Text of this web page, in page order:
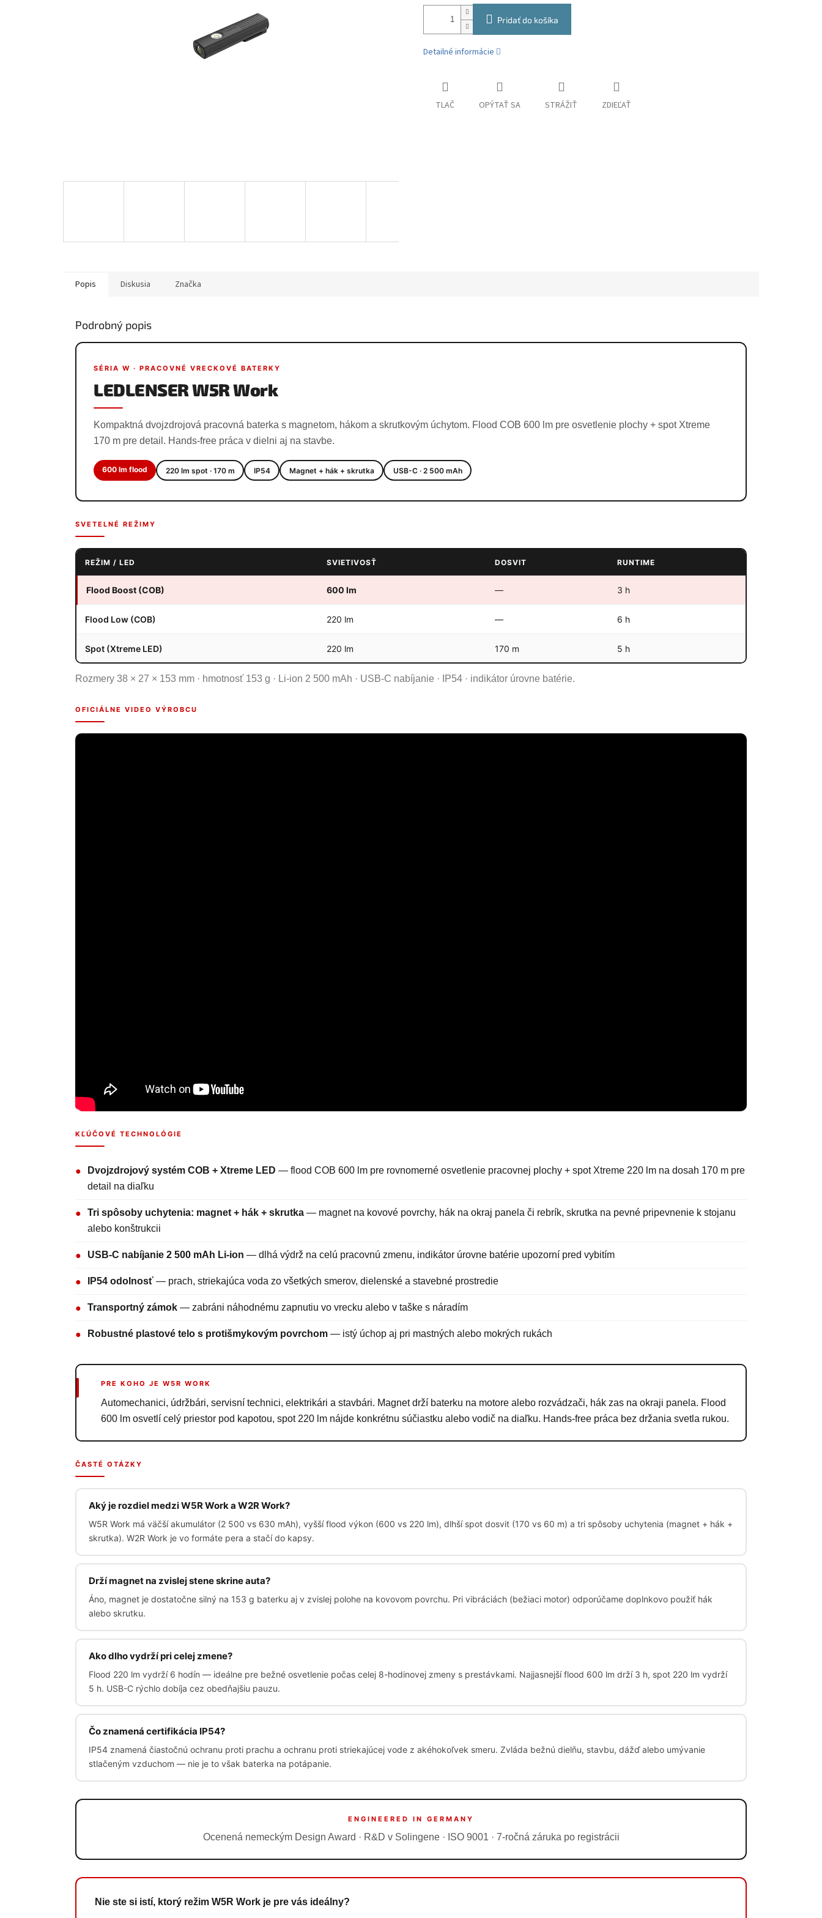
Pridať do košíka
Detailné informácie
TLAČ OPÝTAŤ SA STRÁŽIŤ ZDIEĽAŤ
Popis Diskusia Značka
Podrobný popis
SÉRIA W · PRACOVNÉ VRECKOVÉ BATERKY
LEDLENSER W5R Work
Kompaktná dvojzdrojová pracovná baterka s magnetom, hákom a skrutkovým úchytom. Flood COB 600 lm pre osvetlenie plochy + spot Xtreme
170 m pre detail. Hands-free práca v dielni aj na stavbe.
600 lm flood 220 lm spot · 170 m IP54 Magnet + hák + skrutka USB-C · 2 500 mAh
SVETELNÉ REŽIMY
REŽIM / LED SVIETIVOSŤ DOSVIT RUNTIME
Flood Boost (COB) 600 lm — 3 h
Flood Low (COB) 220 lm — 6 h
Spot (Xtreme LED) 220 lm 170 m 5 h
Rozmery 38 × 27 × 153 mm · hmotnosť 153 g · Li-ion 2 500 mAh · USB-C nabíjanie · IP54 · indikátor úrovne batérie.
OFICIÁLNE VIDEO VÝROBCU
KĽÚČOVÉ TECHNOLÓGIE
● Dvojzdrojový systém COB + Xtreme LED — flood COB 600 lm pre rovnomerné osvetlenie pracovnej plochy + spot Xtreme 220 lm na dosah 170 m pre
detail na diaľku
● Tri spôsoby uchytenia: magnet + hák + skrutka — magnet na kovové povrchy, hák na okraj panela či rebrík, skrutka na pevné pripevnenie k stojanu
alebo konštrukcii
● USB-C nabíjanie 2 500 mAh Li-ion — dlhá výdrž na celú pracovnú zmenu, indikátor úrovne batérie upozorní pred vybitím
● IP54 odolnosť — prach, striekajúca voda zo všetkých smerov, dielenské a stavebné prostredie
● Transportný zámok — zabráni náhodnému zapnutiu vo vrecku alebo v taške s náradím
● Robustné plastové telo s protišmykovým povrchom — istý úchop aj pri mastných alebo mokrých rukách
PRE KOHO JE W5R WORK
Automechanici, údržbári, servisní technici, elektrikári a stavbári. Magnet drží baterku na motore alebo rozvádzači, hák zas na okraji panela. Flood
600 lm osvetlí celý priestor pod kapotou, spot 220 lm nájde konkrétnu súčiastku alebo vodič na diaľku. Hands-free práca bez držania svetla rukou.
ČASTÉ OTÁZKY
Aký je rozdiel medzi W5R Work a W2R Work?
W5R Work má väčší akumulátor (2 500 vs 630 mAh), vyšší flood výkon (600 vs 220 lm), dlhší spot dosvit (170 vs 60 m) a tri spôsoby uchytenia (magnet + hák +
skrutka). W2R Work je vo formáte pera a stačí do kapsy.
Drží magnet na zvislej stene skrine auta?
Áno, magnet je dostatočne silný na 153 g baterku aj v zvislej polohe na kovovom povrchu. Pri vibráciách (bežiaci motor) odporúčame doplnkovo použiť hák
alebo skrutku.
Ako dlho vydrží pri celej zmene?
Flood 220 lm vydrží 6 hodín — ideálne pre bežné osvetlenie počas celej 8-hodinovej zmeny s prestávkami. Najjasnejší flood 600 lm drží 3 h, spot 220 lm vydrží
5 h. USB-C rýchlo dobíja cez obedňajšiu pauzu.
Čo znamená certifikácia IP54?
IP54 znamená čiastočnú ochranu proti prachu a ochranu proti striekajúcej vode z akéhokoľvek smeru. Zvláda bežnú dielňu, stavbu, dážď alebo umývanie
stlačeným vzduchom — nie je to však baterka na potápanie.
ENGINEERED IN GERMANY
Ocenená nemeckým Design Award · R&D v Solingene · ISO 9001 · 7-ročná záruka po registrácii
Nie ste si istí, ktorý režim W5R Work je pre vás ideálny?